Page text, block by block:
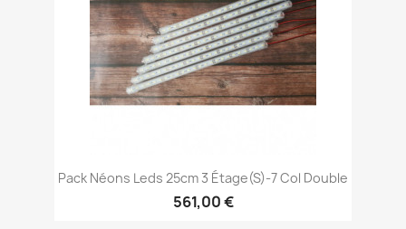
Pack Néons Leds 25cm 3 Étage(s)-7 Col Double
561,00 €